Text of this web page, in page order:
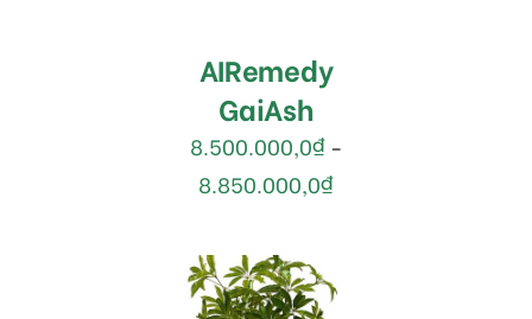
AIRemedy
GaiAsh
8.500.000,0₫ –
8.850.000,0₫